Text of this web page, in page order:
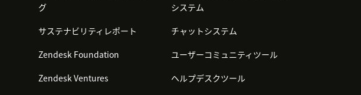
グ
サステナビリティレポート
Zendesk Foundation
Zendesk Ventures
システム
チャットシステム
ユーザーコミュニティツール
ヘルプデスクツール